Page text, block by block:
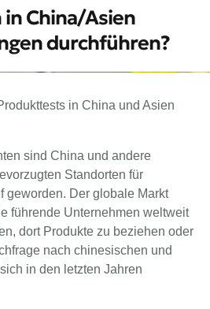
China/Asien
durchführen?
in China und Asien
sind China und andere
Standorten für
geworden. Der globale Markt
führende Unternehmen weltweit
dort Produkte zu beziehen oder
nach chinesischen und
in den letzten Jahren